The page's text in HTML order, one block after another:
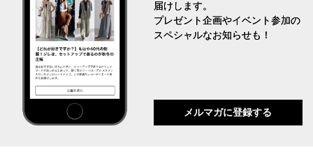
届けします。
プレゼント企画やイベント参加の
スペシャルなお知らせも！
メルマガに登録する